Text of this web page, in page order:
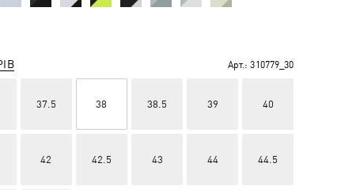
Арт.: 310779_30
37.5 38 38.5 39 40
42 42.5 43 44 44.5